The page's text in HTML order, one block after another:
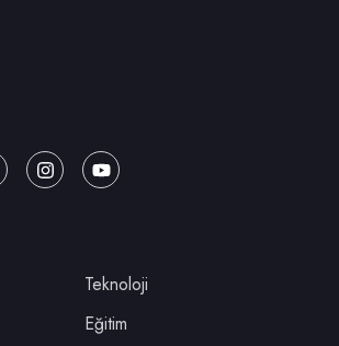
Teknoloji
Eğitim